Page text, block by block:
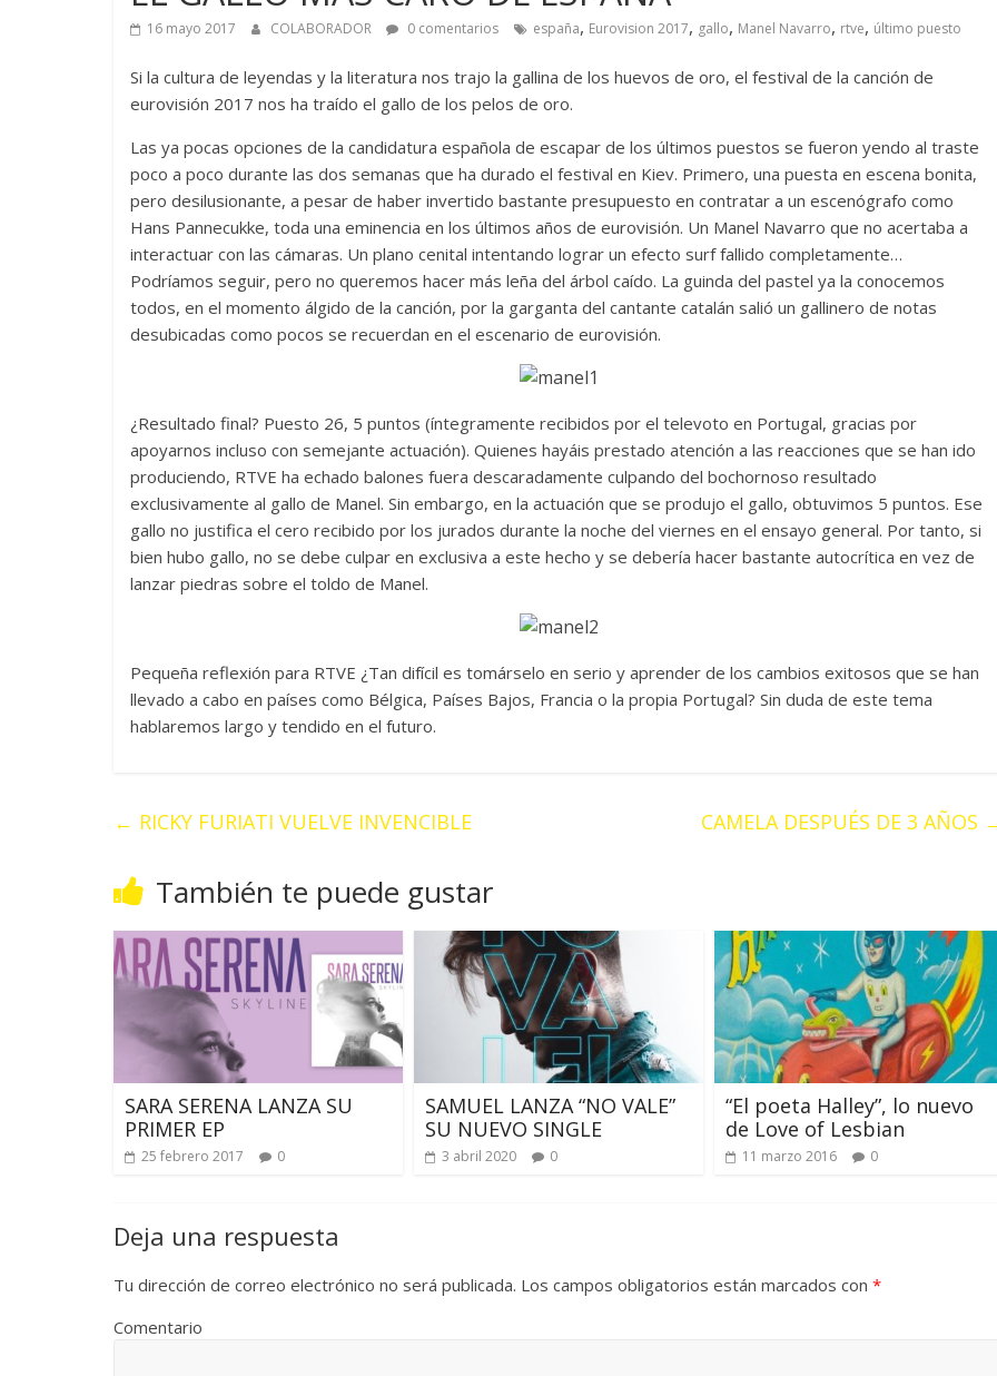
16 mayo 2017 COLABORADOR 0 comentarios españa, Eurovision 2017, gallo, Manel Navarro, rtve, último puesto
Si la cultura de leyendas y la literatura nos trajo la gallina de los huevos de oro, el festival de la canción de
eurovisión 2017 nos ha traído el gallo de los pelos de oro.
Las ya pocas opciones de la candidatura española de escapar de los últimos puestos se fueron yendo al traste
poco a poco durante las dos semanas que ha durado el festival en Kiev. Primero, una puesta en escena bonita,
pero desilusionante, a pesar de haber invertido bastante presupuesto en contratar a un escenógrafo como
Hans Pannecukke, toda una eminencia en los últimos años de eurovisión. Un Manel Navarro que no acertaba a
interactuar con las cámaras. Un plano cenital intentando lograr un efecto surf fallido completamente…
Podríamos seguir, pero no queremos hacer más leña del árbol caído. La guinda del pastel ya la conocemos
todos, en el momento álgido de la canción, por la garganta del cantante catalán salió un gallinero de notas
desubicadas como pocos se recuerdan en el escenario de eurovisión.
¿Resultado final? Puesto 26, 5 puntos (íntegramente recibidos por el televoto en Portugal, gracias por
apoyarnos incluso con semejante actuación). Quienes hayáis prestado atención a las reacciones que se han ido
produciendo, RTVE ha echado balones fuera descaradamente culpando del bochornoso resultado
exclusivamente al gallo de Manel. Sin embargo, en la actuación que se produjo el gallo, obtuvimos 5 puntos. Ese
gallo no justifica el cero recibido por los jurados durante la noche del viernes en el ensayo general. Por tanto, si
bien hubo gallo, no se debe culpar en exclusiva a este hecho y se debería hacer bastante autocrítica en vez de
lanzar piedras sobre el toldo de Manel.
Pequeña reflexión para RTVE ¿Tan difícil es tomárselo en serio y aprender de los cambios exitosos que se han
llevado a cabo en países como Bélgica, Países Bajos, Francia o la propia Portugal? Sin duda de este tema
hablaremos largo y tendido en el futuro.
← RICKY FURIATI VUELVE INVENCIBLE CAMELA DESPUÉS DE 3 AÑOS
También te puede gustar
SARA SERENA LANZA SU
PRIMER EP
25 febrero 2017 0
SAMUEL LANZA “NO VALE”
SU NUEVO SINGLE
3 abril 2020 0
“El poeta Halley”, lo nuevo
de Love of Lesbian
11 marzo 2016 0
Deja una respuesta
Tu dirección de correo electrónico no será publicada. Los campos obligatorios están marcados con *
Comentario